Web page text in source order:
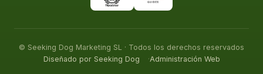
© Seeking Dog Marketing SL · Todos los derechos reservados
Diseñado por Seeking Dog
Administración Web